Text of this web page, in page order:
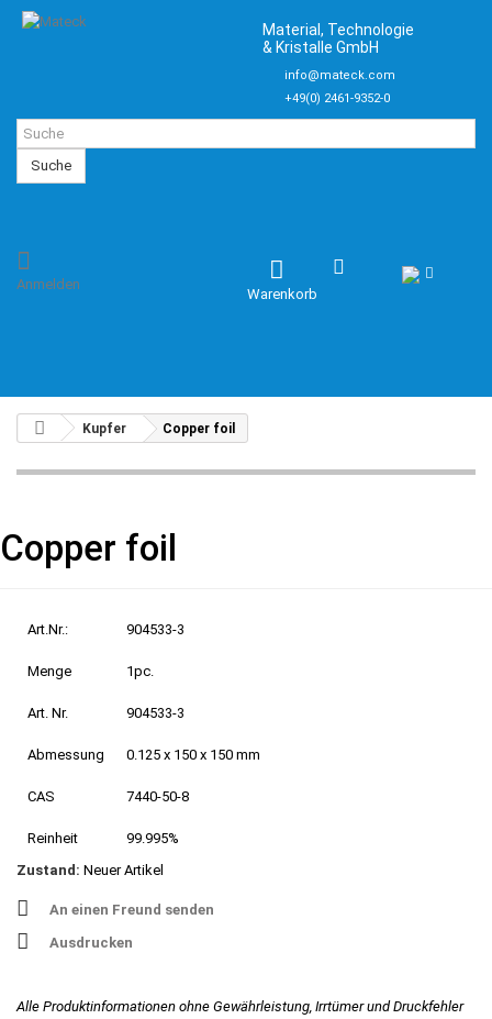
Material, Technologie
& Kristalle GmbH
info@mateck.com
+49(0) 2461-9352-0
Suche
Warenkorb
Anmelden
Kupfer Copper foil
Copper foil
Art.Nr.: 904533-3
Menge 1pc.
Art. Nr. 904533-3
Abmessung 0.125 x 150 x 150 mm
CAS 7440-50-8
Reinheit
99.995%
Zustand: Neuer Artikel
An einen Freund senden
Ausdrucken
Alle Produktinformationen ohne Gewährleistung, Irrtümer und Druckfehler